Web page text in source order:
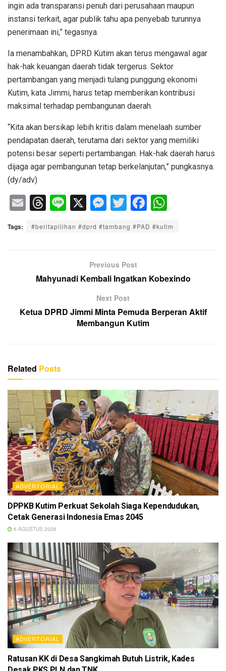
ingin ada transparansi penuh dari perusahaan maupun
instansi terkait, agar publik tahu apa penyebab turunnya
penerimaan ini,” tegasnya.
Ia menambahkan, DPRD Kutim akan terus mengawal agar
hak-hak keuangan daerah tidak tergerus. Sektor
pertambangan yang menjadi tulang punggung ekonomi
Kutim, kata Jimmi, harus tetap memberikan kontribusi
maksimal terhadap pembangunan daerah.
“Kita akan bersikap lebih kritis dalam menelaah sumber
pendapatan daerah, terutama dari sektor yang memiliki
potensi besar seperti pertambangan. Hak-hak daerah harus
dijaga agar pembangunan tetap berkelanjutan,” pungkasnya.
(dy/adv)
E
m
ail
T
hr
e
s
Li
n
e
X M
e
ss
n
g
er
T
wi
tt
F
a
c
o
k
h
at
p
Tags: #beritapilihan #dprd #tambang #PAD #kutim
Previous Post
Mahyunadi Kembali Ingatkan Kobexindo
Next Post
Ketua DPRD Jimmi Minta Pemuda Berperan Aktif
Membangun Kutim
Related Posts
ADVERTORIAL
DPPKB Kutim Perkuat Sekolah Siaga Kependudukan,
Cetak Generasi Indonesia Emas 2045
6 AGUSTUS 2026
ADVERTORIAL
Ratusan KK di Desa Sangkimah Butuh Listrik, Kades